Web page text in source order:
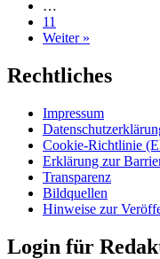
…
11
Weiter »
Rechtliches
Impressum
Cookie-Richtlinie
Erklärung zur
Transparenz
Bildquellen
Hinweise zur
Login für